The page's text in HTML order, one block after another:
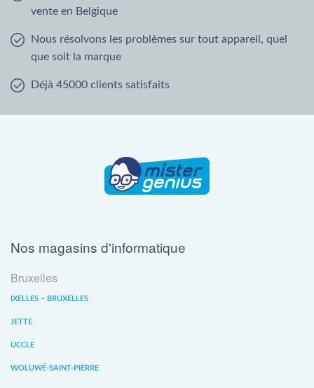
vente en Belgique
Nous résolvons les problèmes sur tout appareil, quel
que soit la marque
Déjà 45000 clients satisfaits
Nos magasins d'informatique
Bruxelles
IXELLES – BRUXELLES
JETTE
UCCLE
WOLUWÉ-SAINT-PIERRE